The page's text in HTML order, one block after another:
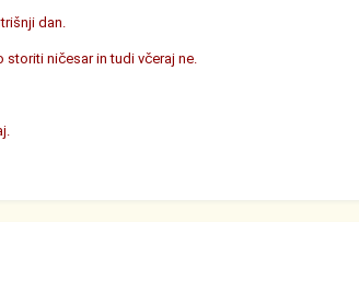
dan.
ničesar in tudi včeraj ne.